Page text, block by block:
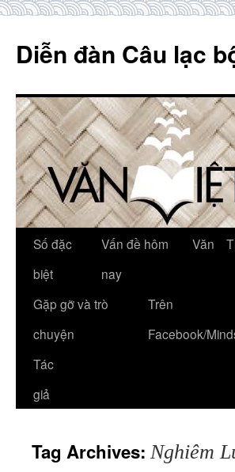
content
Diễn đàn Câu lạc
Số đặc
biệt
Vấn đề hôm
nay
Văn
Gặp gỡ và trò
chuyện
Trên
Facebook/
Tác
giả
Tag Archives: Nghiêm